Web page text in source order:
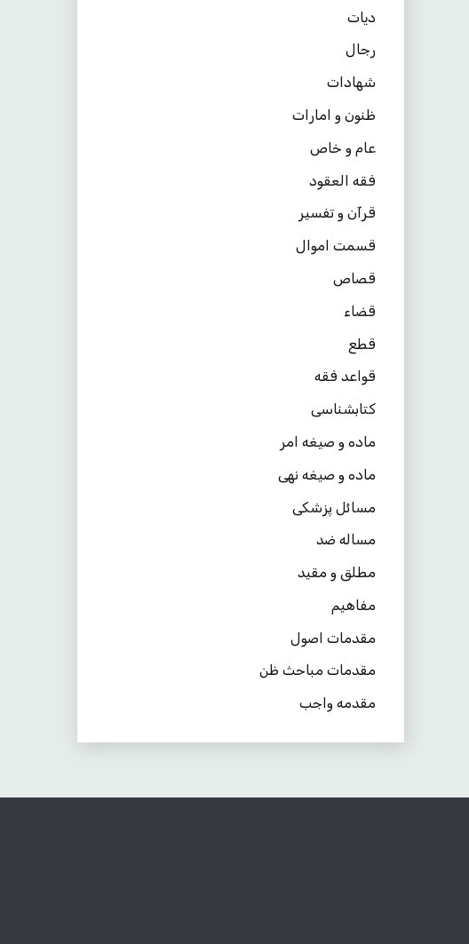
دیات
رجال
شهادات
ظنون و امارات
عام و خاص
فقه العقود
قرآن و تفسیر
قسمت اموال
قصاص
قضاء
قطع
قواعد فقه
کتابشناسی
ماده و صیغه امر
ماده و صیغه نهی
مسائل پزشکی
مساله ضد
مطلق و مقید
مفاهیم
مقدمات اصول
مقدمات مباحث ظن
مقدمه واجب